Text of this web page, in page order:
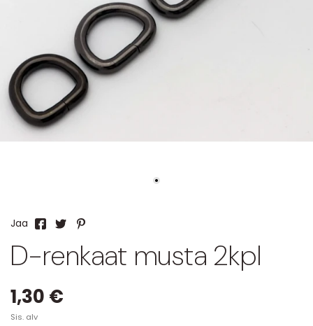
Jaa
D-renkaat musta 2kpl
1,30 €
Sis. alv